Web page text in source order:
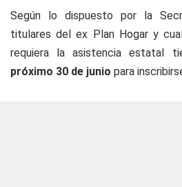
Según lo dispuesto por la
titulares del ex Plan Hogar y
requiera la asistencia estatal
próximo 30 de junio para